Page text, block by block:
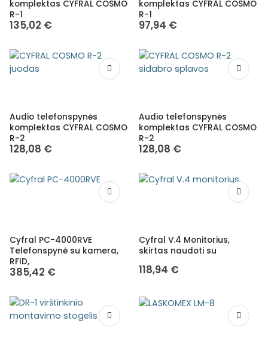
komplektas CYFRAL COSMO
R-1
135,02 €
komplektas CYFRAL COSMO
R-1
97,94 €
Audio telefonspynės
komplektas CYFRAL COSMO
R-2
128,08 €
Audio telefonspynės
komplektas CYFRAL COSMO
R-2
128,08 €
Cyfral PC-4000RVE
Telefonspynė su kamera,
RFID,
385,42 €
Cyfral V.4 Monitorius,
skirtas naudoti su
118,94 €